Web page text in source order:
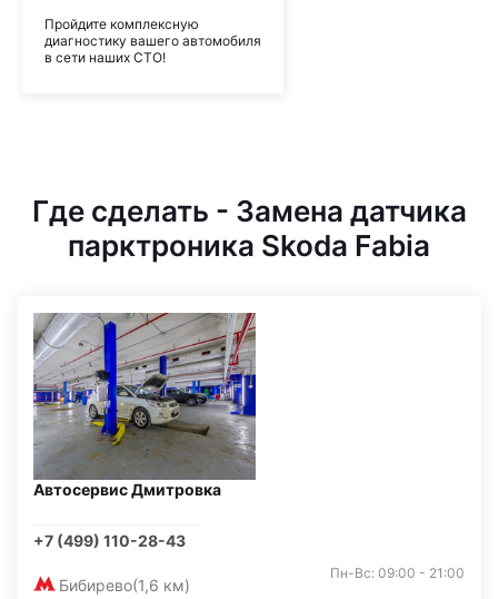
Пройдите комплексную
диагностику вашего автомобиля
в сети наших СТО!
Где сделать - Замена датчика
парктроника Skoda Fabia
Автосервис Дмитровка
+7 (499) 110-28-43
Бибирево(1,6 км)
Пн-Вс: 09:00 - 21:00